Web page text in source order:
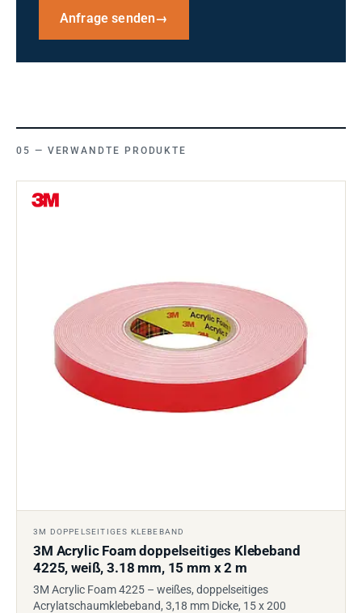
Anfrage senden→
VERWANDTE PRODUKTE
3M DOPPELSEITIGES KLEBEBAND
3M Acrylic Foam doppelseitiges Klebeband
4225, weiß, 3.18 mm, 15 mm x 2 m
3M Acrylic Foam 4225 – weißes, doppelseitiges
Acrylatschaumklebeband, 3,18 mm Dicke, 15 x 200